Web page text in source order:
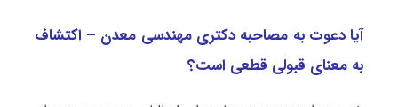
آیا دعوت به مصاحبه دکتری مهندسی معدن – اکتشاف
به معنای قبولی قطعی است؟